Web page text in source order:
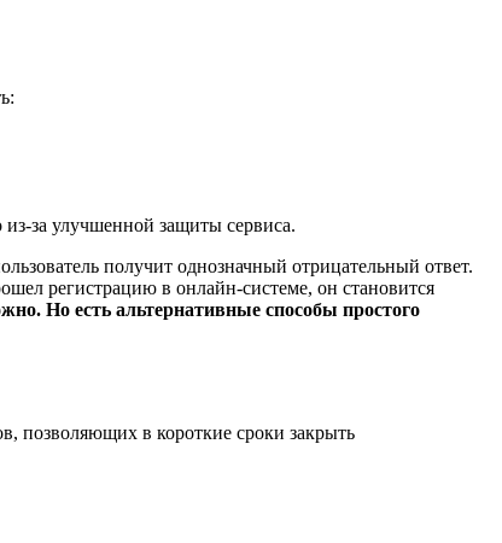
за улучшенной защиты сервиса.
получит однозначный отрицательный ответ.
регистрацию в онлайн-системе, он становится
Но есть альтернативные способы простого
позволяющих в короткие сроки закрыть